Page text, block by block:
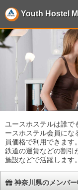
Youth Hostel
ユースホステルは誰で
ースホステル会員にな
員価格で利用できます
鉄道の運賃などの割引
施設などで活躍します。
神奈川県のメンバ